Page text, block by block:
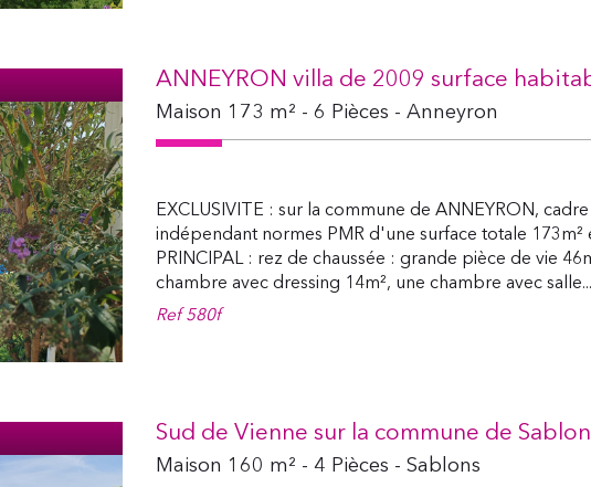
ANNEYRON villa de 2009 surface
Maison 173 m² - 6 Pièces - Anneyron
EXCLUSIVITE : sur la commune de ANNEYRON,
indépendant normes PMR d'une surface totale 173m²
PRINCIPAL : rez de chaussée : grande pièce de vie
chambre avec dressing 14m², une chambre avec salle...
Ref580f
Sud de Vienne sur la commune de
Maison 160 m² - 4 Pièces - Sablons